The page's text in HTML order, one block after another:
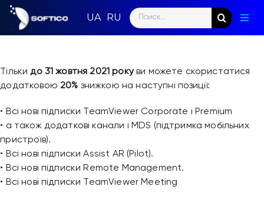
Skip
content
Search
for:
Тількидо 31 жовтня 2021 рокуви можете скористатися
додатковою 20% знижкою на наступні позиції:
• Всі нові підписки TeamViewer Corporate і Premium
• а також додаткові канали і MDS (підтримка мобільних
пристроїв).
• Всі нові підписки Assist AR (Pilot).
• Всі нові підписки Remote Management.
• Всі нові підписки TeamViewer Meeting